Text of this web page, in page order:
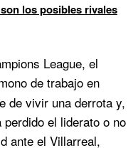
los posibles rivales
League, el
de trabajo en
de vivir una derrota y,
el liderato o no
ante el Villarreal,